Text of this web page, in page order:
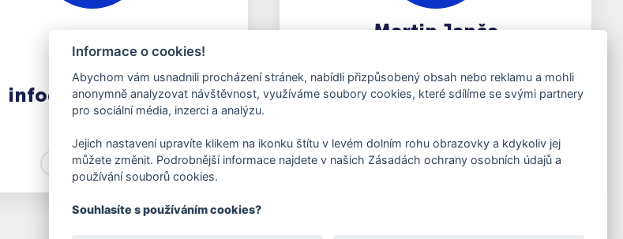
Marketing
info@wash-me.cz
Kontaktovat
Martin Janča
servis@wash-me.cz
Kontaktovat
Informace o cookies!
Abychom vám usnadnili procházení stránek, nabídli přizpůsobený obsah nebo reklamu a mohli
anonymně analyzovat návštěvnost, využíváme soubory cookies, které sdílíme se svými partnery
pro sociální média, inzerci a analýzu.
Jejich nastavení upravíte klikem na ikonku štítu v levém dolním rohu obrazovky a kdykoliv jej
můžete změnit. Podrobnější informace najdete v našich Zásadách ochrany osobních údajů a
používání souborů cookies.
Souhlasíte s používáním cookies?